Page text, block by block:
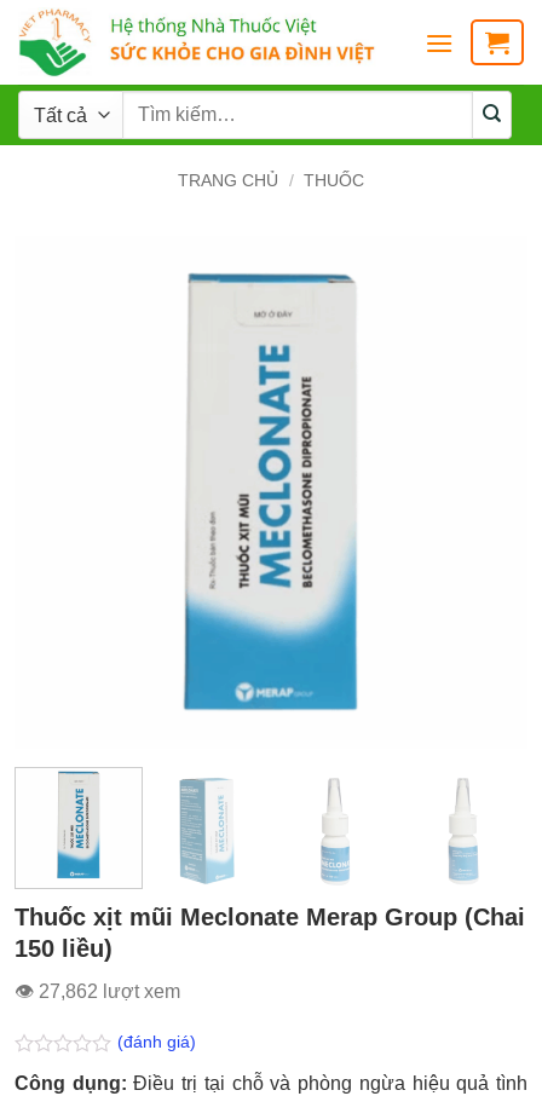
TRANG CHỦ / THUỐC
Thuốc xịt mũi Meclonate Merap Group (Chai
150 liều)
👁 27,862 lượt xem
Được
xếp
(đánh giá)
Công dụng: Điều trị tại chỗ và phòng ngừa hiệu quả tình